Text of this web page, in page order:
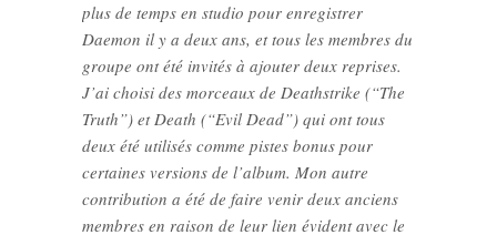
plus de temps en studio pour enregistrer
Daemon il y a deux ans, et tous les membres du
groupe ont été invités à ajouter deux reprises.
J’ai choisi des morceaux de Deathstrike (“The
Truth”) et Death (“Evil Dead”) qui ont tous
deux été utilisés comme pistes bonus pour
certaines versions de l’album. Mon autre
contribution a été de faire venir deux anciens
membres en raison de leur lien évident avec le